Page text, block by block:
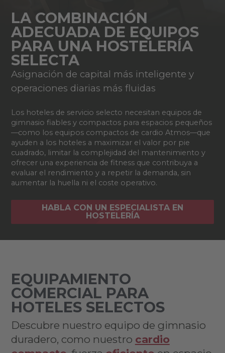
LA COMBINACIÓN
ADECUADA DE EQUIPOS
PARA UNA HOSTELERÍA
SELECTA
Asignación de capital más inteligente y
operaciones diarias más fluidas
Los hoteles de servicio selecto necesitan equipos de
gimnasio fiables y compactos para espacios pequeños
—como los equipos compactos de cardio Atmos—que
ayuden a los hoteles a maximizar el valor por pie
cuadrado, limitar la complejidad del mantenimiento y
ofrecer una experiencia de fitness que contribuya a
evaluar el rendimiento y a repetir la demanda, sin
aumentar la huella ni el coste operativo.
HABLA CON UN ESPECIALISTA EN
HOSTELERÍA
EQUIPAMIENTO
COMERCIAL PARA
HOTELES SELECTOS
Descubre nuestro equipo de gimnasio
duradero, como nuestro cardio